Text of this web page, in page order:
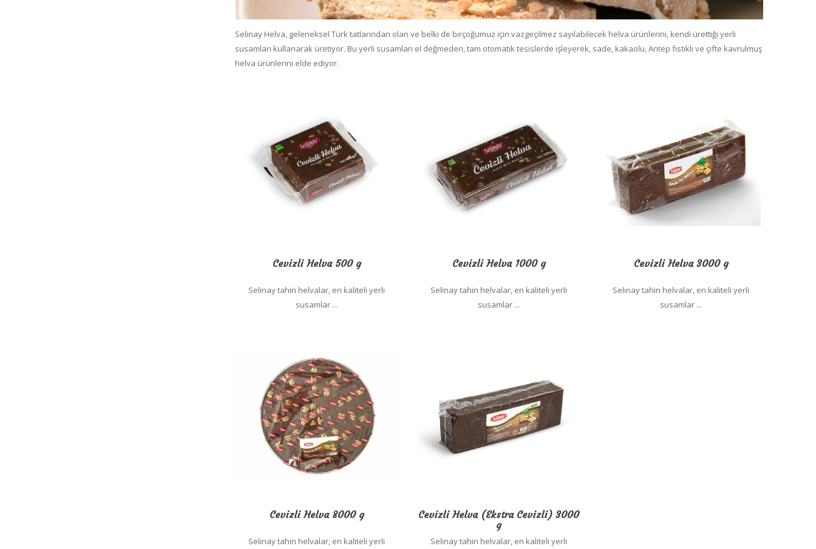
Selinay Helva, geleneksel Türk tatlarından olan ve belki de birçoğumuz için vazgeçilmez sayılabilecek helva ürünlerini, kendi ürettiği yerli
susamları kullanarak üretiyor. Bu yerli susamları el değmeden, tam otomatik tesislerde işleyerek, sade, kakaolu, Antep fıstıklı ve çifte kavrulmuş
helva ürünlerini elde ediyor.
Cevizli Helva 500 g
Selinay tahin helvalar, en kaliteli yerli
susamlar ...
Cevizli Helva 1000 g
Selinay tahin helvalar, en kaliteli yerli
susamlar ...
Cevizli Helva 3000 g
Selinay tahin helvalar, en kaliteli yerli
susamlar ...
Cevizli Helva 8000 g
Selinay tahin helvalar, en kaliteli yerli
Cevizli Helva (Ekstra Cevizli) 3000
g
Selinay tahin helvalar, en kaliteli yerli